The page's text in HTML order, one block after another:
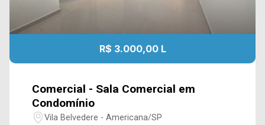
R$ 3.000,00 L
Comercial - Sala Comercial em
Condomínio
Vila Belvedere - Americana/SP